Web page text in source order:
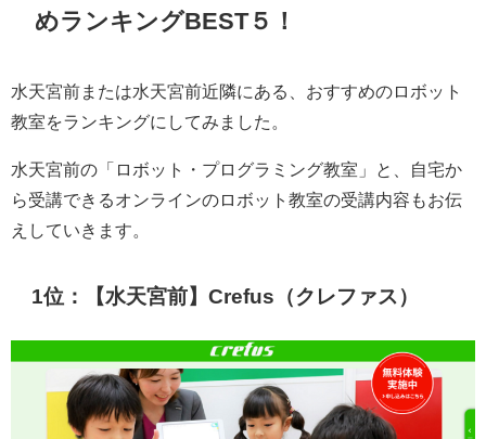
めランキングBEST５！
水天宮前または水天宮前近隣にある、おすすめのロボット
教室をランキングにしてみました。
水天宮前の「ロボット・プログラミング教室」と、自宅か
ら受講できるオンラインのロボット教室の受講内容もお伝
えしていきます。
1位：【水天宮前】Crefus（クレファス）